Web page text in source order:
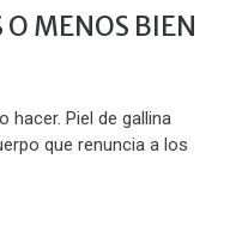
MENOS BIEN
hacer. Piel de gallina
que renuncia a los